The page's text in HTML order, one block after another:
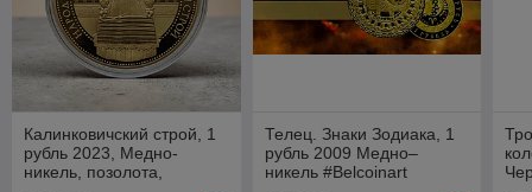
Калинковичский строй, 1
рубль 2023, Медно-
никель, позолота,
Телец. Знаки Зодиака, 1
рубль 2009 Медно–
никель #Belcoinart